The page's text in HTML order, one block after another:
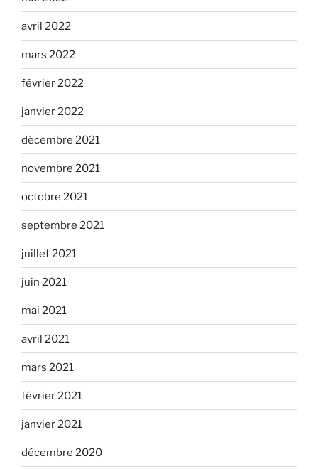
avril 2022
mars 2022
février 2022
janvier 2022
décembre 2021
novembre 2021
octobre 2021
septembre 2021
juillet 2021
juin 2021
mai 2021
avril 2021
mars 2021
février 2021
janvier 2021
décembre 2020